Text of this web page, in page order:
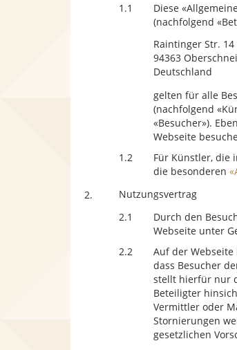
1.1
Diese
(nachfolgend
Raintinger Str. 14
94363
Deutschland
gelten für alle
(nachfolgend
«Besucher»).
Webseite
1.2
Für Künstler, die
die besonderen
2.
Nutzungsvertrag
2.1
Durch den
Webseite unter
2.2
Auf der
dass Besucher
stellt hierfür nur
Beteiligter
Vermittler oder
Stornierungen
gesetzlichen